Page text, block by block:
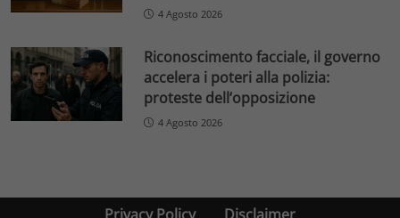
4 Agosto 2026
Riconoscimento facciale, il governo
accelera i poteri alla polizia:
proteste dell’opposizione
4 Agosto 2026